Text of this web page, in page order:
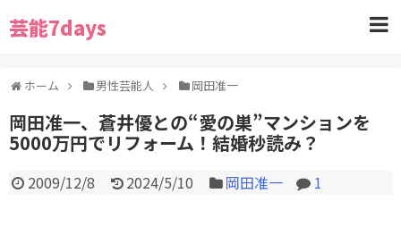
芸能7days
ホーム 男性芸能人 岡田准一
岡田准一、蒼井優との“愛の巣”マンションを
5000万円でリフォーム！結婚秒読み？
2009/12/8 2024/5/10 岡田准一 1